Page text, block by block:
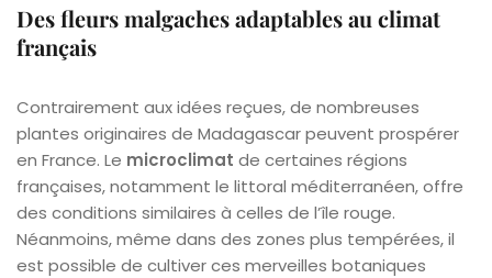
Des fleurs malgaches adaptables au climat
français
Contrairement aux idées reçues, de nombreuses
plantes originaires de Madagascar peuvent prospérer
en France. Le microclimat de certaines régions
françaises, notamment le littoral méditerranéen, offre
des conditions similaires à celles de l’île rouge.
Néanmoins, même dans des zones plus tempérées, il
est possible de cultiver ces merveilles botaniques